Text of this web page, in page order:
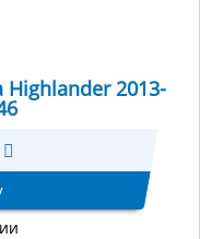
Highlander 2013-